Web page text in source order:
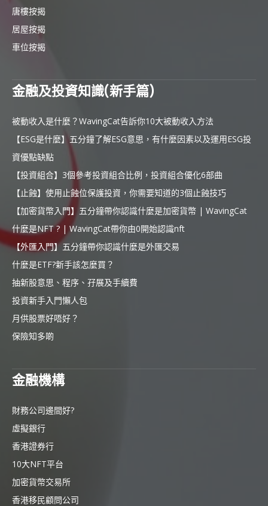
唐樓按揭
居屋按揭
車位按揭
金融及投資知識(新手篇)
被動收入是什麼？WavingCat告訴你10大被動收入方法
【ESG是什麼】五分鐘了解ESG意思，有什麼因素以及運用ESG投
資優點缺點
【投資組合】3個參考投資組合比例，投資組合優化6部曲
【止蝕】使用止蝕位保護投資，你需要知道的3個止蝕技巧
【加密貨幣入門】五分鐘帶你認識什麼是加密貨幣 | WavingCat
什麼是NFT ? | WavingCat帶你由0開始認識nft
【外匯入門】五分鐘帶你認識什麼是外匯交易
什麼是ETF?新手該怎麼買？
抽新股意思、程序、孖展及手續費
投資新手入門懶人包
月供股票好唔好？
保險知多啲
金融機構
財務公司邊間好?
虛擬銀行
香港證券行
10大NFT平台
加密貨幣交易所
香港移民顧問公司